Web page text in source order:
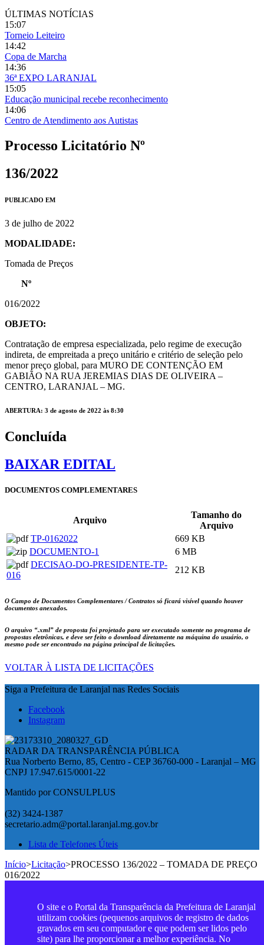
ÚLTIMAS NOTÍCIAS
15:07
Torneio Leiteiro
14:42
Copa de Marcha
14:36
36ª EXPO LARANJAL
15:05
Educação municipal recebe reconhecimento
14:06
Centro de Atendimento aos Autistas
Processo Licitatório Nº
136/2022
PUBLICADO EM
3 de julho de 2022
MODALIDADE:
Tomada de Preços
Nº
016/2022
OBJETO:
Contratação de empresa especializada, pelo regime de execução
indireta, de empreitada a preço unitário e critério de seleção pelo
menor preço global, para MURO DE CONTENÇÃO EM
GABIÃO NA RUA JEREMIAS DIAS DE OLIVEIRA –
CENTRO, LARANJAL – MG.
ABERTURA: 3 de agosto de 2022 às 8:30
Concluída
BAIXAR EDITAL
DOCUMENTOS COMPLEMENTARES
Arquivo
Tamanho do
Arquivo
TP-0162022
669 KB
DOCUMENTO-1
6 MB
DECISAO-DO-PRESIDENTE-TP-
016
212 KB
O Campo de Documentos Complementares / Contratos só ficará visível quando houver
documentos anexados.
O arquivo “.xml” de proposta foi projetado para ser executado somente no programa de
propostas eletrônicas, e deve ser feito o download diretamente na máquina do usuário, o
mesmo pode ser encontrado na página principal de licitações.
VOLTAR À LISTA DE LICITAÇÕES
Siga a Prefeitura de Laranjal nas Redes Sociais
Facebook
Instagram
RADAR DA TRANSPARÊNCIA PÚBLICA
Rua Norberto Berno, 85, Centro - CEP 36760-000 - Laranjal – MG
CNPJ 17.947.615/0001-22
Mantido por CONSULPLUS
(32) 3424-1387
secretario.adm@portal.laranjal.mg.gov.br
Lista de Telefones Úteis
Início>Licitação>PROCESSO 136/2022 – TOMADA DE PREÇO
016/2022
O site e o Portal da Transparência da Prefeitura de Laranjal
utilizam cookies (pequenos arquivos de registro de dados
gravados em seu computador e que podem ser lidos pelo
site) para lhe proporcionar a melhor experiência. No